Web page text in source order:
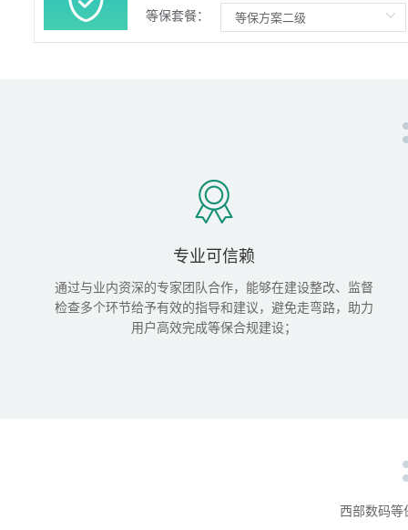
等保套餐：
专业可信赖
通过与业内资深的专家团队合作，能够在建设整改、监督
检查多个环节给予有效的指导和建议，避免走弯路，助力
用户高效完成等保合规建设；
西部数码等